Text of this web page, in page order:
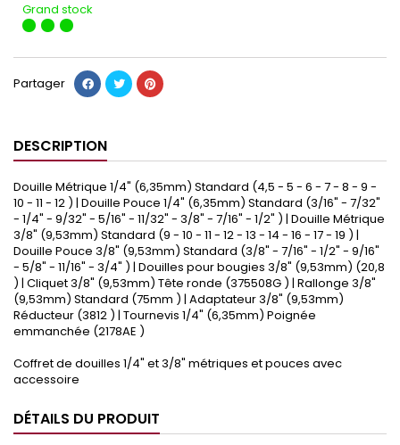
Grand stock
Partager
DESCRIPTION
Douille Métrique 1/4" (6,35mm) Standard (4,5 - 5 - 6 - 7 - 8 - 9 -
10 - 11 - 12 ) | Douille Pouce 1/4" (6,35mm) Standard (3/16" - 7/32"
- 1/4" - 9/32" - 5/16" - 11/32" - 3/8" - 7/16" - 1/2" ) | Douille Métrique
3/8" (9,53mm) Standard (9 - 10 - 11 - 12 - 13 - 14 - 16 - 17 - 19 ) |
Douille Pouce 3/8" (9,53mm) Standard (3/8" - 7/16" - 1/2" - 9/16"
- 5/8" - 11/16" - 3/4" ) | Douilles pour bougies 3/8" (9,53mm) (20,8
) | Cliquet 3/8" (9,53mm) Tête ronde (375508G ) | Rallonge 3/8"
(9,53mm) Standard (75mm ) | Adaptateur 3/8" (9,53mm)
Réducteur (3812 ) | Tournevis 1/4" (6,35mm) Poignée
emmanchée (2178AE )
Coffret de douilles 1/4" et 3/8" métriques et pouces avec
accessoire
DÉTAILS DU PRODUIT